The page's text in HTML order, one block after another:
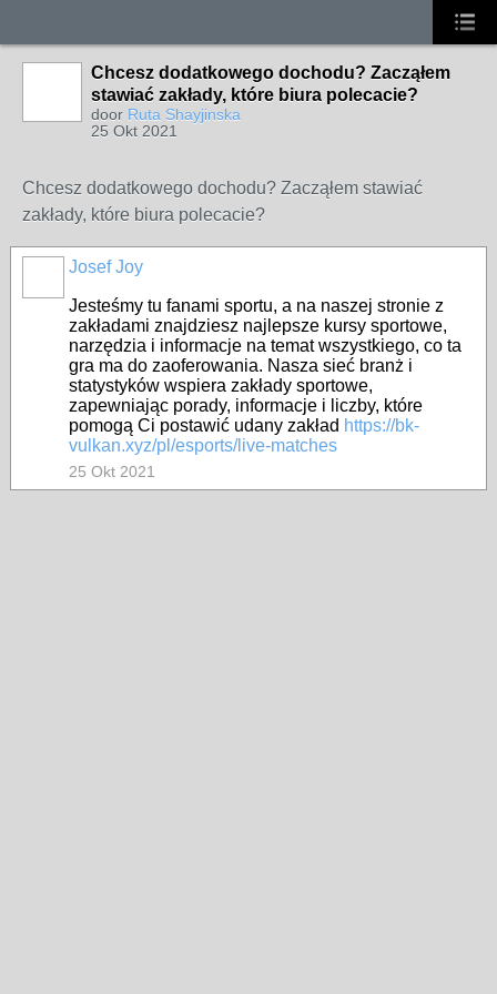
Chcesz dodatkowego dochodu? Zacząłem
stawiać zakłady, które biura polecacie?
door Ruta Shayjinska
25 Okt 2021
Chcesz dodatkowego dochodu? Zacząłem stawiać
zakłady, które biura polecacie?
Josef Joy
Jesteśmy tu fanami sportu, a na naszej stronie z
zakładami znajdziesz najlepsze kursy sportowe,
narzędzia i informacje na temat wszystkiego, co ta
gra ma do zaoferowania. Nasza sieć branż i
statystyków wspiera zakłady sportowe,
zapewniając porady, informacje i liczby, które
pomogą Ci postawić udany zakład https://bk-
vulkan.xyz/pl/esports/live-matches
25 Okt 2021